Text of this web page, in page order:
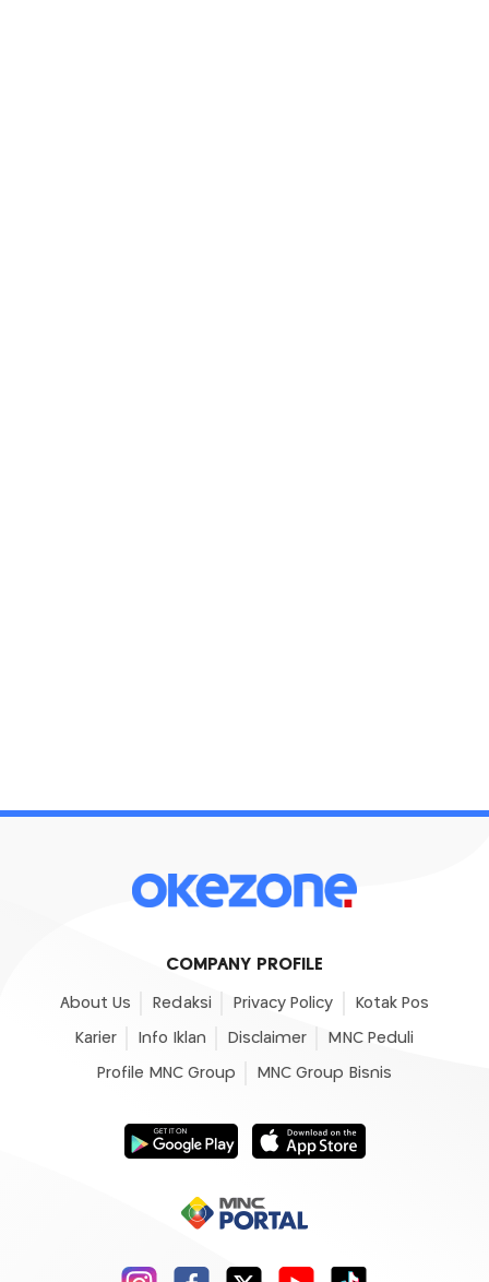
COMPANY PROFILE
About Us Redaksi Privacy Policy Kotak Pos
Karier Info Iklan Disclaimer MNC Peduli
Profile MNC Group MNC Group Bisnis